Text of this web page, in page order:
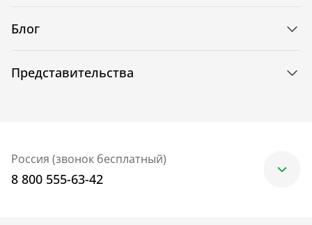
Блог
Представительства
Россия (звонок бесплатный)
8 800 555-63-42